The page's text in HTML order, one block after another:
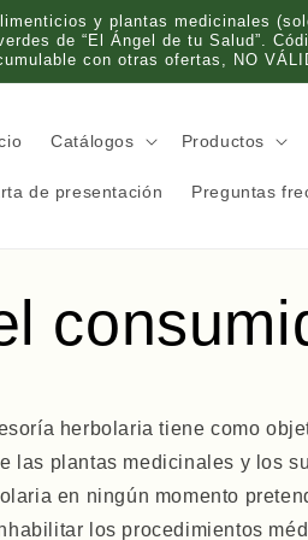
y plantas medicinales
de “El Ángel de tu Salud”.
con otras ofertas, NO
Catálogos Productos
de presentación Preguntas
herbolaria tiene como
las plantas medicinales y los
en ningún momento
los procedimientos